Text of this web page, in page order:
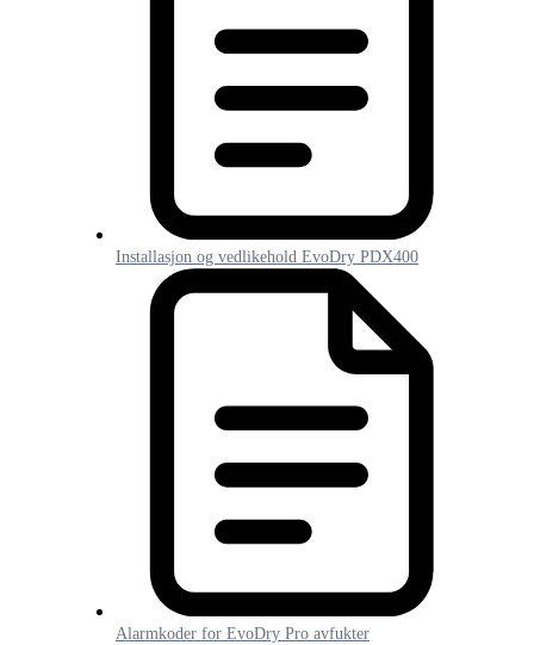
Installasjon og vedlikehold EvoDry PDX400
Alarmkoder for EvoDry Pro avfukter